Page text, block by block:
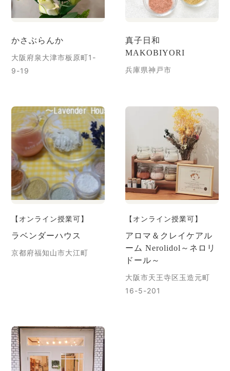
かさぶらんか
大阪府泉大津市板原町1-
9-19
真子日和
MAKOBIYORI
兵庫県神戸市
【オンライン授業可】
ラベンダーハウス
京都府福知山市大江町
【オンライン授業可】
アロマ＆クレイケアル
ーム Nerolidol～ネロリ
ドール～
大阪市天王寺区玉造元町
16-5-201